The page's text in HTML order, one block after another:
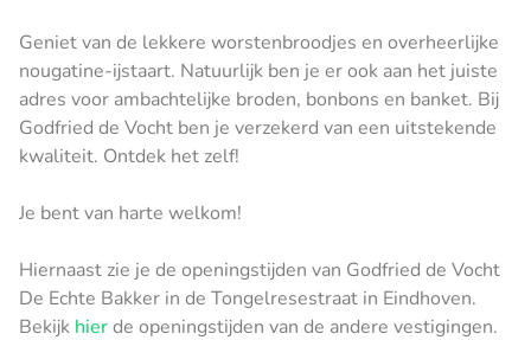
Geniet van de lekkere worstenbroodjes en overheerlijke
nougatine-ijstaart. Natuurlijk ben je er ook aan het juiste
adres voor ambachtelijke broden, bonbons en banket. Bij
Godfried de Vocht ben je verzekerd van een uitstekende
kwaliteit. Ontdek het zelf!
Je bent van harte welkom!
Hiernaast zie je de openingstijden van Godfried de Vocht
De Echte Bakker in de Tongelresestraat in Eindhoven.
Bekijk hierde openingstijden van de andere vestigingen.